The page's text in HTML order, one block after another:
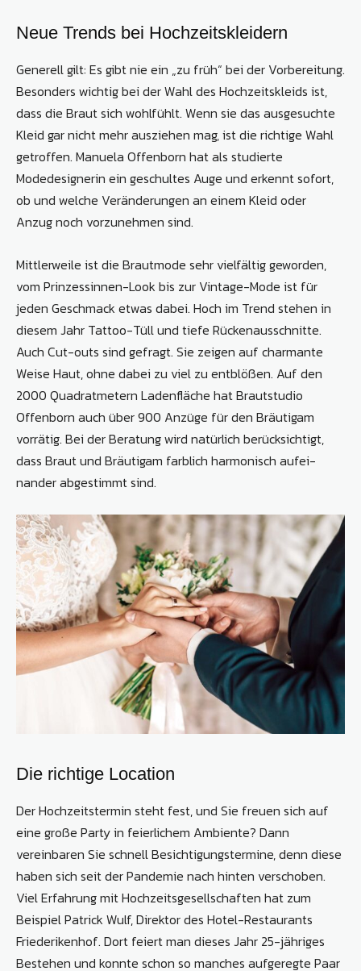
Neue Trends bei Hochzeitskleidern
Generell gilt: Es gibt nie ein „zu früh“ bei der Vorbereitung.
Besonders wichtig bei der Wahl des Hochzeitskleids ist,
dass die Braut sich wohlfühlt. Wenn sie das ausgesuchte
Kleid gar nicht mehr ausziehen mag, ist die richtige Wahl
getroffen. Manuela Offenborn hat als studierte
Modedesignerin ein geschultes Auge und erkennt sofort,
ob und welche Veränderungen an einem Kleid oder
Anzug noch vorzunehmen sind.
Mittlerweile ist die Brautmode sehr vielfältig geworden,
vom Prinzessinnen-­Look bis zur Vintage-Mode ist für
jeden Geschmack etwas dabei. Hoch im Trend stehen in
diesem Jahr Tattoo-Tüll und tiefe Rückenausschnitte.
Auch ­Cut-outs sind gefragt. Sie zeigen auf charmante
Weise Haut, ohne dabei zu viel zu entblößen. Auf den
2000 Qua­dratmetern Ladenfläche hat Brautstudio
Offenborn auch über 900 Anzüge für den Bräutigam
vorrätig. Bei der Beratung wird natürlich berücksichtigt,
dass Braut und Bräutigam farblich harmonisch aufei­
nander abgestimmt sind.
Die richtige Location
Der Hochzeitstermin steht fest, und Sie freuen sich auf
eine große Party in feierlichem Ambiente? Dann
vereinbaren Sie schnell Besichtigungstermine, denn diese
haben sich seit der Pandemie nach hinten verschoben.
Viel Erfahrung mit Hochzeitsgesellschaften hat zum
Beispiel Patrick Wulf, Direktor des Hotel-Restaurants
Friederikenhof. Dort feiert man dieses Jahr 25-jähriges
Bestehen und konnte schon so manches aufgeregte Paar